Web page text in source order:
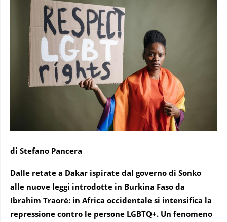
di Stefano Pancera
Dalle retate a Dakar ispirate dal governo di Sonko
alle nuove leggi introdotte in Burkina Faso da
Ibrahim Traoré: in Africa occidentale si intensifica la
repressione contro le persone LGBTQ+. Un fenomeno